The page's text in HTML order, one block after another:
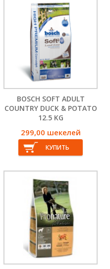
BOSCH SOFT ADULT
COUNTRY DUCK & POTATO
12.5 KG
299,00 шекелей